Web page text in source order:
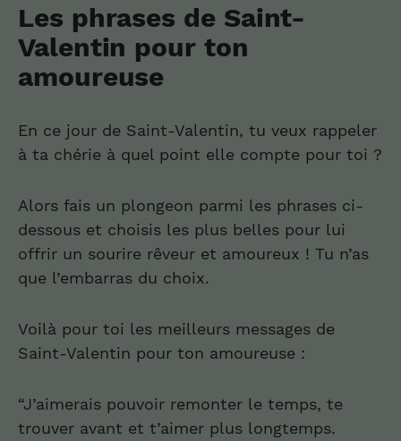
Les phrases de Saint-
Valentin pour ton
amoureuse
En ce jour de Saint-Valentin, tu veux rappeler
à ta chérie à quel point elle compte pour toi ?
Alors fais un plongeon parmi les phrases ci-
dessous et choisis les plus belles pour lui
offrir un sourire rêveur et amoureux ! Tu n’as
que l’embarras du choix.
Voilà pour toi les meilleurs messages de
Saint-Valentin pour ton amoureuse :
“J’aimerais pouvoir remonter le temps, te
trouver avant et t’aimer plus longtemps.